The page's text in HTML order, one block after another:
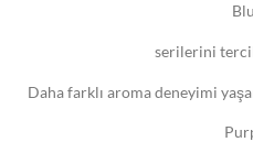
serilerini
Daha farklı aroma deneyimi